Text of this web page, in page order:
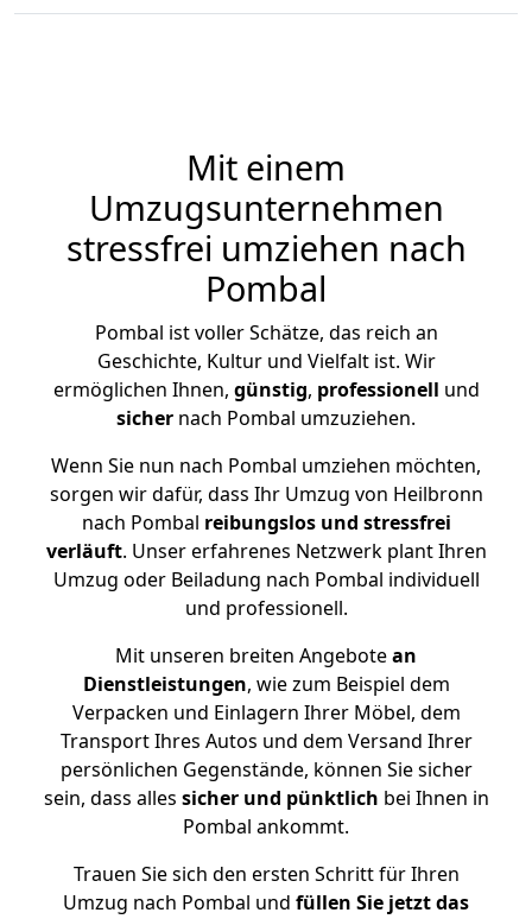
Mit einem
Umzugsunternehmen
stressfrei umziehen nach
Pombal
Pombal ist voller Schätze, das reich an
Geschichte, Kultur und Vielfalt ist. Wir
ermöglichen Ihnen, günstig, professionell und
sicher nach Pombal umzuziehen.
Wenn Sie nun nach Pombal umziehen möchten,
sorgen wir dafür, dass Ihr Umzug von Heilbronn
nach Pombal reibungslos und stressfrei
verläuft. Unser erfahrenes Netzwerk plant Ihren
Umzug oder Beiladung nach Pombal individuell
und professionell.
Mit unseren breiten Angebotean
Dienstleistungen, wie zum Beispiel dem
Verpacken und Einlagern Ihrer Möbel, dem
Transport Ihres Autos und dem Versand Ihrer
persönlichen Gegenstände, können Sie sicher
sein, dass alles sicher und pünktlich bei Ihnen in
Pombal ankommt.
Trauen Sie sich den ersten Schritt für Ihren
Umzug nach Pombal und füllen Sie jetzt das